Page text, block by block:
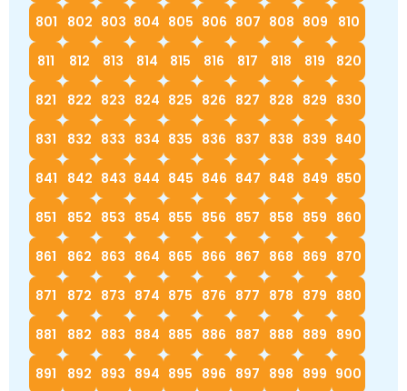
801 802 803 804 805 806 807 808 809 810
811 812 813 814 815 816 817 818 819 820
821 822 823 824 825 826 827 828 829 830
831 832 833 834 835 836 837 838 839 840
841 842 843 844 845 846 847 848 849 850
851 852 853 854 855 856 857 858 859 860
861 862 863 864 865 866 867 868 869 870
871 872 873 874 875 876 877 878 879 880
881 882 883 884 885 886 887 888 889 890
891 892 893 894 895 896 897 898 899 900